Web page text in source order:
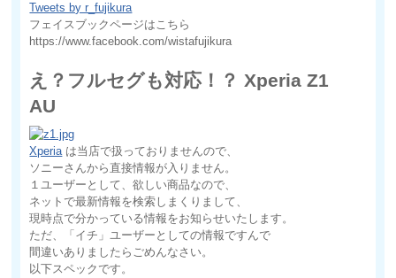
Tweets by r_fujikura
フェイスブックページはこちら
https://www.facebook.com/wistafujikura
え？フルセグも対応！？ Xperia Z1
AU
Xperiaは当店で扱っておりませんので、
ソニーさんから直接情報が入りません。
１ユーザーとして、欲しい商品なので、
ネットで最新情報を検索しまくりまして、
現時点で分かっている情報をお知らせいたします。
ただ、「イチ」ユーザーとしての情報ですんで
間違いありましたらごめんなさい。
以下スペックです。